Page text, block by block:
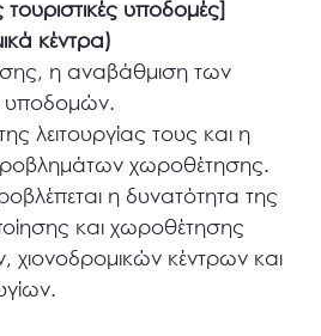
υποδομές]
κέντρα)
η αναβάθμιση των
υποδομών.
λειτουργίας τους και η
χωροθέτησης.
η δυνατότητα της
και χωροθέτησης
χιονοδρομικών κέντρων και